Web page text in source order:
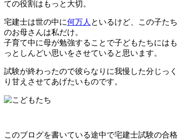
ての役割はもっと大切。
宅建士は世の中に何万人 といるけど、この子たち
のお母さんは私だけ。
子育て中に母が勉強することで子どもたちにはも
っとしんどい思いをさせていると思います。
試験が終わったので彼らなりに我慢した分じっく
り甘えさせてあげたいものです。
このブログを書いている途中で宅建士試験の合格